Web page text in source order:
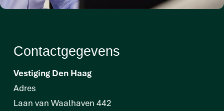
Contactgegevens
Vestiging Den Haag
Adres
Laan van Waalhaven 442